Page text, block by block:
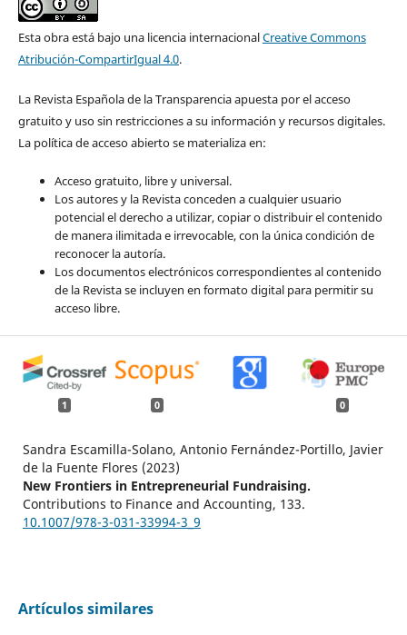
Esta obra está bajo una licencia internacionalCreative Commons
Atribución-CompartirIgual 4.0.
La Revista Española de la Transparencia apuesta por el acceso
gratuito y uso sin restricciones a su información y recursos digitales.
La política de acceso abierto se materializa en:
Acceso gratuito, libre y universal.
Los autores y la Revista conceden a cualquier usuario
potencial el derecho a utilizar, copiar o distribuir el contenido
de manera ilimitada e irrevocable, con la única condición de
reconocer la autoría.
Los documentos electrónicos correspondientes al contenido
de la Revista se incluyen en formato digital para permitir su
acceso libre.
1 0 0
Sandra Escamilla-Solano, Antonio Fernández-Portillo, Javier
de la Fuente Flores (2023)
New Frontiers in Entrepreneurial Fundraising.
Contributions to Finance and Accounting, 133.
10.1007/978-3-031-33994-3_9
Artículos similares